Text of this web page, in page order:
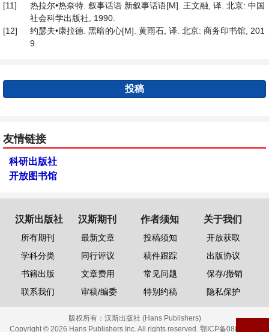
[11]
热拉尔•热奈特. 叙事话语 新叙事话语[M]. 王文融, 译. 北京: 中国
社会科学出版社, 1990.
[12]
约瑟夫•康拉德. 黑暗的心[M]. 黄雨石, 译. 北京: 商务印书馆, 201
9.
投稿
友情链接
科研出版社
开放图书馆
汉斯出版社
所有期刊
学科分类
书籍出版
联系我们
汉斯期刊
最新文章
同行评议
文章费用
审稿/编委
作者须知
投稿须知
稿件跟踪
常见问题
特别约稿
关于我们
开放获取
出版协议
保存/撤销
隐私保护
版权所有： 汉斯出版社 (Hans Publishers)
Copyright © 2026 Hans Publishers Inc. All rights reserved. 鄂ICP备08006613